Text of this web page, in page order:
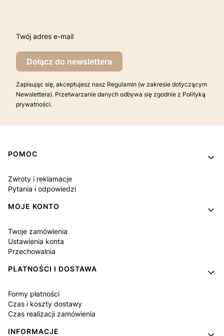
Twój adres e-mail
Dołącz do newslettera
Zapisując się, akceptujesz nasz Regulamin (w zakresie dotyczącym
Newslettera). Przetwarzanie danych odbywa się zgodnie z Polityką
prywatności.
Linki w stopce
POMOC
Zwroty i reklamacje
Pytania i odpowiedzi
MOJE KONTO
Twoje zamówienia
Ustawienia konta
Przechowalnia
PŁATNOŚCI I DOSTAWA
Formy płatności
Czas i koszty dostawy
Czas realizacji zamówienia
INFORMACJE